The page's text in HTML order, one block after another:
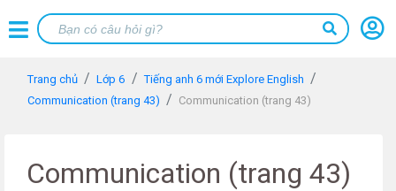
Trang chủ Lớp 6
Tiếng anh 6 mới Explore English
Communication (trang 43)
Communication (trang 43)
Communication (trang 43)